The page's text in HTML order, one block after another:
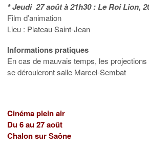
* Jeudi 27 août à 21h30 : Le Roi Lion,
Film d’animation
Lieu : Plateau Saint-Jean
Informations pratiques
En cas de mauvais temps, les
se dérouleront salle Marcel-Sembat
Cinéma plein air
Du 6 au 27 août
Chalon sur Saône